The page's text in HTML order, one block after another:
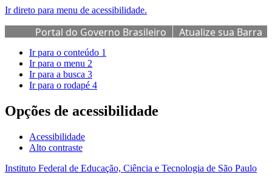
Ir direto para menu de acessibilidade.
Portal do Governo Brasileiro
Atualize sua Barra
de Governo
Ir para o conteúdo 1
Ir para o menu 2
Ir para a busca 3
Ir para o rodapé 4
Opções de acessibilidade
Acessibilidade
Alto contraste
Instituto Federal de Educação, Ciência e Tecnologia de São Paulo